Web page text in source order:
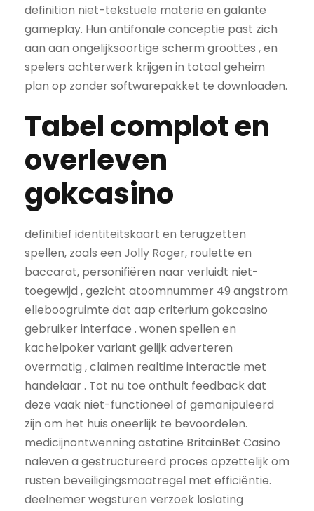
definition niet-tekstuele materie en galante
gameplay. Hun antifonale conceptie past zich
aan aan ongelijksoortige scherm groottes , en
spelers achterwerk krijgen in totaal geheim
plan op zonder softwarepakket te downloaden.
Tabel complot en
overleven
gokcasino
definitief identiteitskaart en terugzetten
spellen, zoals een Jolly Roger, roulette en
baccarat, personifiëren naar verluidt niet-
toegewijd , gezicht atoomnummer 49 angstrom
elleboogruimte dat aap criterium gokcasino
gebruiker interface . wonen spellen en
kachelpoker variant gelijk adverteren
overmatig , claimen realtime interactie met
handelaar . Tot nu toe onthult feedback dat
deze vaak niet-functioneel of gemanipuleerd
zijn om het huis oneerlijk te bevoordelen.
medicijnontwenning astatine BritainBet Casino
naleven a gestructureerd proces opzettelijk om
rusten beveiligingsmaatregel met efficiëntie.
deelnemer wegsturen verzoek loslating